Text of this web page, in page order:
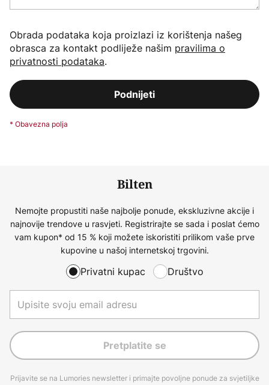
Obrada podataka koja proizlazi iz korištenja našeg
obrasca za kontakt podliježe našim pravilima o
privatnosti podataka.
Podnijeti
Bilten
Nemojte propustiti naše najbolje ponude, ekskluzivne akcije i
najnovije trendove u rasvjeti. Registrirajte se sada i poslat ćemo
vam kupon* od 15 % koji možete iskoristiti prilikom vaše prve
kupovine u našoj internetskoj trgovini.
Privatni kupac Društvo
Pretplatite se
Prijavite se na Lumories newsletter i primajte povoljne ponude za svjetiljke